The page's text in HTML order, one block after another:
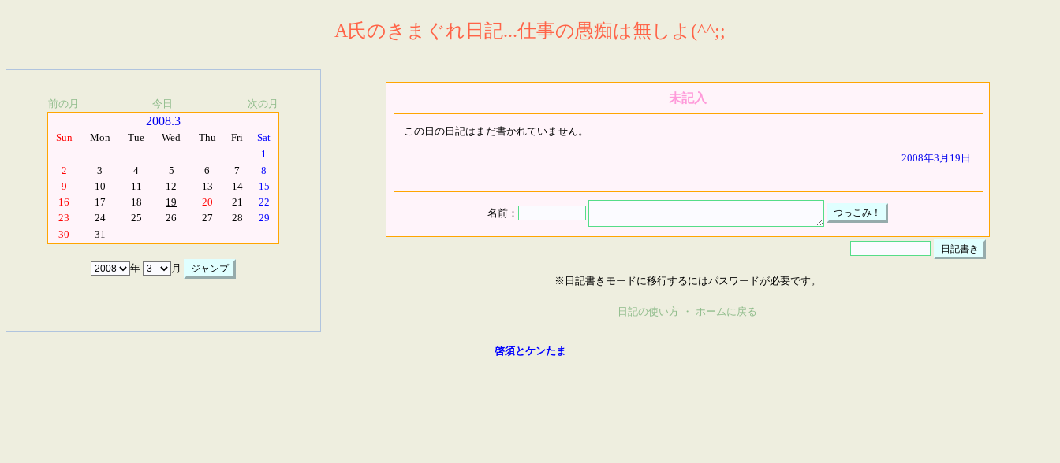
A氏のきまぐれ日記...仕事の愚痴は無しよ(^^;;
前の月 今日 次の月
2008.3
Sun Mon Tue Wed Thu Fri
Sat
1
2
3 4 5 6 7
8
9
10 11 12 13 14
15
16
17 18 19 20 21
22
23
24 25 26 27 28
29
30
31
年 月
未記入
この日の日記はまだ書かれていません。
2008年3月19日
名前：
※日記書きモードに移行するにはパスワードが必要です。
日記の使い方 ・ ホームに戻る
啓須とケンたま